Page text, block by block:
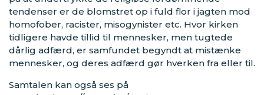
tendenser er de blomstret op i fuld flor i jagten mod
homofober, racister, misogynister etc. Hvor kirken
tidligere havde tillid til mennesker, men tugtede
dårlig adfærd, er samfundet begyndt at mistænke
mennesker, og deres adfærd gør hverken fra eller til.
Samtalen kan også ses på